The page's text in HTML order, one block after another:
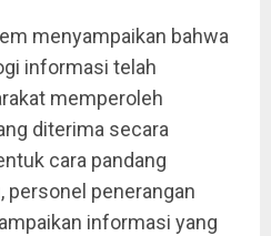
menyampaikan bahwa
informasi telah
memperoleh
diterima secara
cara pandang
personel penerangan
informasi yang